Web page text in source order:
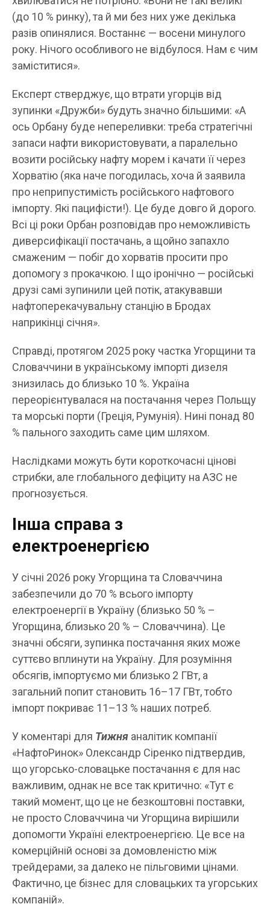
(до 10 % ринку), та й ми без них уже декілька
разів опинялися. Востаннє — восени минулого
року. Нічого особливого не відбулося. Нам є чим
заміститися».
Експерт стверджує, що втрати угорців від
зупинки «Дружби» будуть значно більшими: «А
ось Орбану буде непереливки: треба стратегічні
запаси нафти використовувати, а паралельно
возити російську нафту морем і качати її через
Хорватію (яка наче погодилась, хоча й заявила
про неприпустимість російського нафтового
імпорту. Які пацифісти!). Це буде довго й дорого.
Всі ці роки Орбан розповідав про неможливість
диверсифікації постачань, а щойно запахло
смаженим — побіг до хорватів просити про
допомогу з прокачкою. І що іронічно — російські
друзі самі зупинили цей потік, атакувавши
нафтоперекачувальну станцію в Бродах
наприкінці січня».
Справді, протягом 2025 року частка Угорщини та
Словаччини в українському імпорті дизеля
знизилась до близько 10 %. Україна
переорієнтувалася на постачання через Польщу
та морські порти (Греція, Румунія). Нині понад 80
% пального заходить саме цим шляхом.
Наслідками можуть бути короткочасні цінові
стрибки, але глобального дефіциту на АЗС не
прогнозується.
Інша справа з
електроенергією
У січні 2026 року Угорщина та Словаччина
забезпечили до 70 % всього імпорту
електроенергії в Україну (близько 50 % –
Угорщина, близько 20 % – Словаччина). Це
значні обсяги, зупинка постачання яких може
суттєво вплинути на Україну. Для розуміння
обсягів, імпортуємо ми близько 2 ГВт, а
загальний попит становить 16–17 ГВт, тобто
імпорт покриває 11–13 % наших потреб.
У коментарі для Тижня аналітик компанії
«НафтоРинок» Олександр Сіренко підтвердив,
що угорсько-словацьке постачання є для нас
важливим, однак не все так критично: «Тут є
такий момент, що це не безкоштовні поставки,
не просто Словаччина чи Угорщина вирішили
допомогти Україні електроенергією. Це все на
комерційній основі за домовленістю між
трейдерами, за далеко не пільговими цінами.
Фактично, це бізнес для словацьких та угорських
компаній».